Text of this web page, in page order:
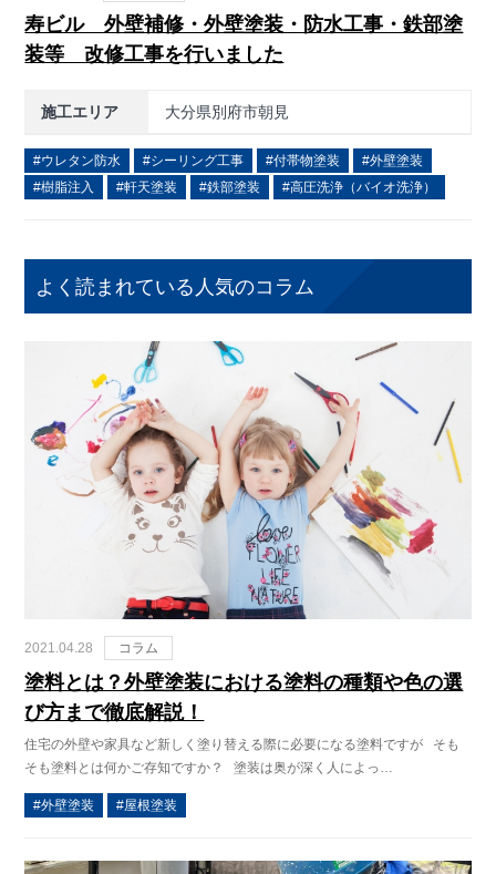
寿ビル 外壁補修・外壁塗装・防水工事・鉄部塗
装等 改修工事を行いました
施工エリア 大分県別府市朝見
ウレタン防水 シーリング工事 付帯物塗装
外壁塗装
樹脂注入
軒天塗装 鉄部塗装 高圧洗浄（バイオ洗浄）
よく読まれている人気のコラム
2021.04.28 コラム
塗料とは？外壁塗装における塗料の種類や色の選
び方まで徹底解説！
住宅の外壁や家具など新しく塗り替える際に必要になる塗料ですが そも
そも塗料とは何かご存知ですか？ 塗装は奥が深く人によっ…
外壁塗装 屋根塗装